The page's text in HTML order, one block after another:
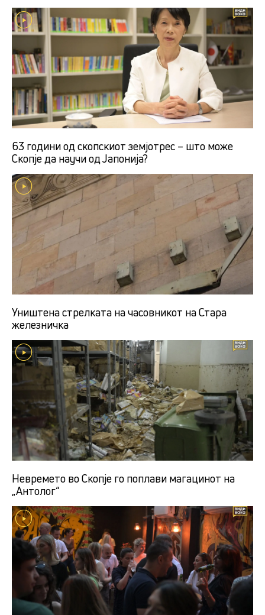
63 години од скопскиот земјотрес – што може
Скопје да научи од Јапонија?
Уништена стрелката на часовникот на Стара
железничка
Невремето во Скопје го поплави магацинот на
„Антолог“